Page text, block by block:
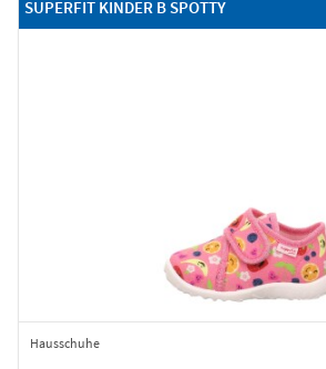
SUPERFIT KINDER B SPOTTY
Hausschuhe